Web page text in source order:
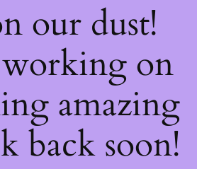
our dust!
on
amazing
back soon!